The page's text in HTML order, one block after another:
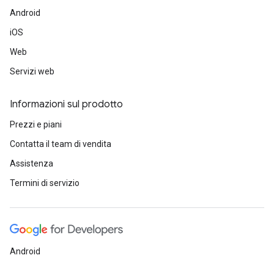
Android
iOS
Web
Servizi web
Informazioni sul prodotto
Prezzi e piani
Contatta il team di vendita
Assistenza
Termini di servizio
Android